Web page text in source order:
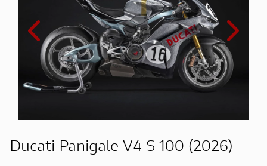
Ducati Panigale V4 S 100 (2026)